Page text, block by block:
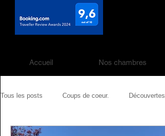
Accueil Nos chambres
Tous les posts Coups de coeur. Découvertes